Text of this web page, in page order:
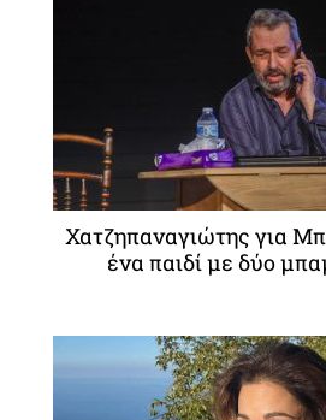
Χατζηπαναγιώτης για
ένα παιδί με δύο